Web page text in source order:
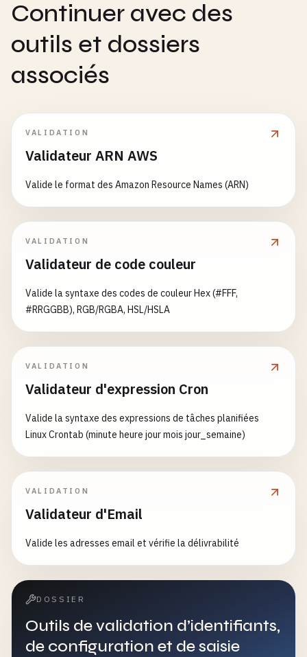
Continuer avec des
outils et dossiers
associés
VALIDATION
Validateur ARN AWS
Valide le format des Amazon Resource Names (ARN)
VALIDATION
Validateur de code couleur
Valide la syntaxe des codes de couleur Hex (#FFF,
#RRGGBB), RGB/RGBA, HSL/HSLA
VALIDATION
Validateur d'expression Cron
Valide la syntaxe des expressions de tâches planifiées
Linux Crontab (minute heure jour mois jour_semaine)
VALIDATION
Validateur d'Email
Valide les adresses email et vérifie la délivrabilité
DOSSIER
Outils de validation d’identifiants,
de configuration et de saisie